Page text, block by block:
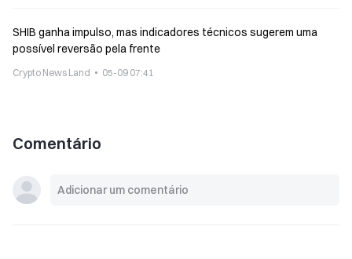
SHIB ganha impulso, mas indicadores técnicos sugerem uma
possível reversão pela frente
Crypto News Land 05-09 07:41
Comentário